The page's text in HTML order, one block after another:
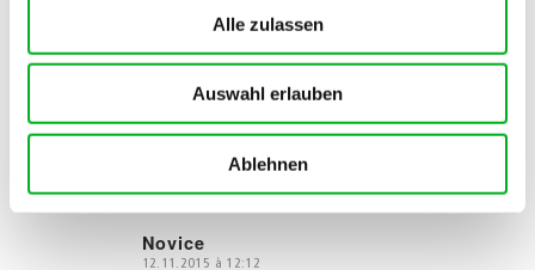
Alle zulassen
Auswahl erlauben
Ablehnen
indications et recommandations
ce problème n’arrivera pas.
A votre disposition
Hauert Engrais
Répondre
Novice
12.11.2015 à 12:12